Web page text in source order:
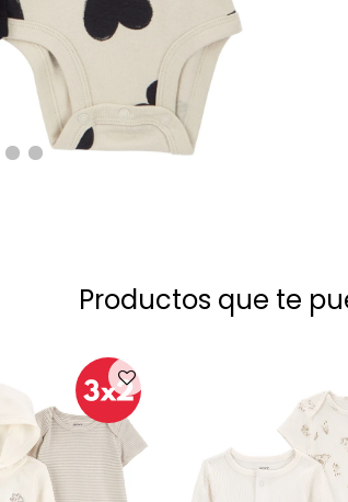
Productos que te